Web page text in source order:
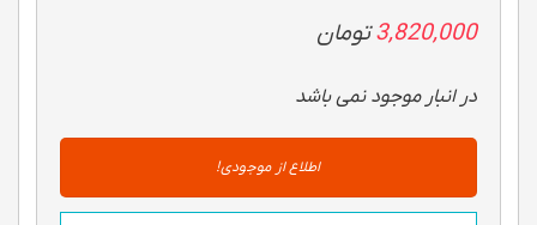
3,820,000 تومان
در انبار موجود نمی باشد
اطلاع از موجودی!